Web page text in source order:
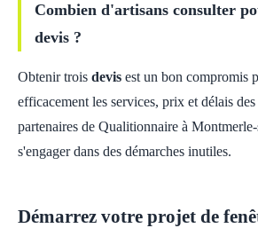
Combien d'artisans consulter
devis ?
Obtenir trois devis est un bon compromis
efficacement les services, prix et délais
partenaires de Qualitionnaire à
s'engager dans des démarches inutiles.
Démarrez votre projet de